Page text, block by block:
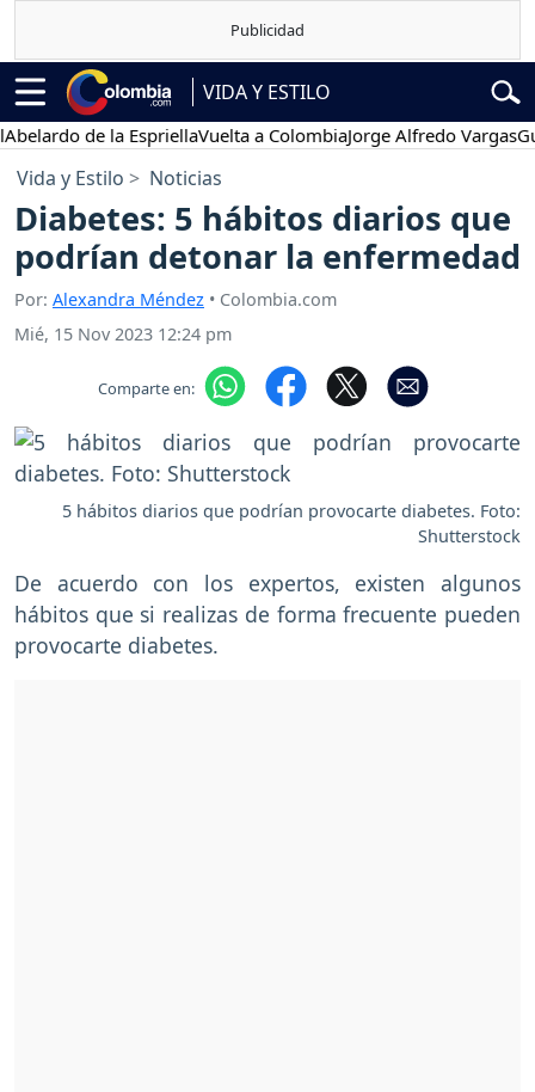
VIDA Y ESTILO
de la EspriellaVuelta a ColombiaJorge Alfredo Vargas
Vida y Estilo Noticias
Diabetes: 5 hábitos diarios que
podrían detonar la enfermedad
Por: Alexandra Méndez • Colombia.com
Mié, 15 Nov 2023 12:24 pm
Comparte en:
5 hábitos diarios que podrían provocarte diabetes. Foto:
Shutterstock
De acuerdo con los expertos, existen algunos
hábitos que si realizas de forma frecuente pueden
provocarte diabetes.